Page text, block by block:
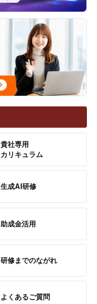
貴社専用
カリキュラム
生成AI研修
助成金活用
研修までのながれ
よくあるご質問